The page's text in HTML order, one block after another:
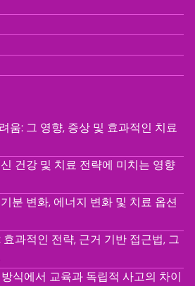
움: 그 영향, 증상 및 효과적인 치료
건강 및 치료 전략에 미치는 영향
분 변화, 에너지 변화 및 치료 옵션
과적인 전략, 근거 기반 접근법, 그
식에서 교육과 독립적 사고의 차이